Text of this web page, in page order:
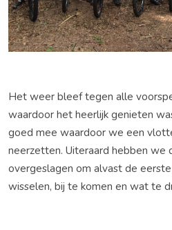
Het weer bleef tegen alle
waardoor het heerlijk genieten
goed mee waardoor we een
neerzetten. Uiteraard hebben we
overgeslagen om alvast de
wisselen, bij te komen en wat te